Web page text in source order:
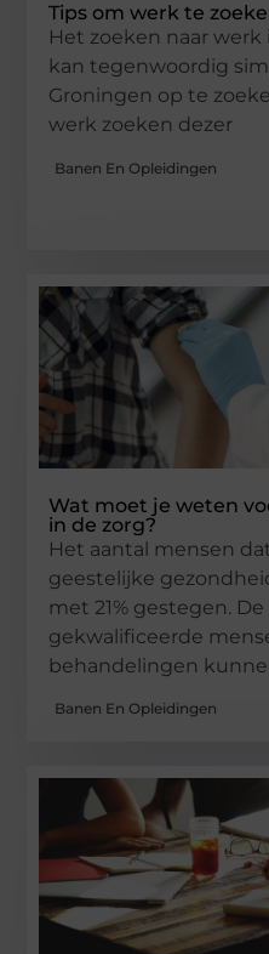
Tips om werk te
Het zoeken naar
kan tegenwoordig
Groningen op te
werk zoeken dezer
Banen En Opleidingen
Wat moet je weten
in de zorg?
Het aantal mensen
geestelijke
met 21% gestegen.
gekwalificeerde
behandelingen
Banen En Opleidingen